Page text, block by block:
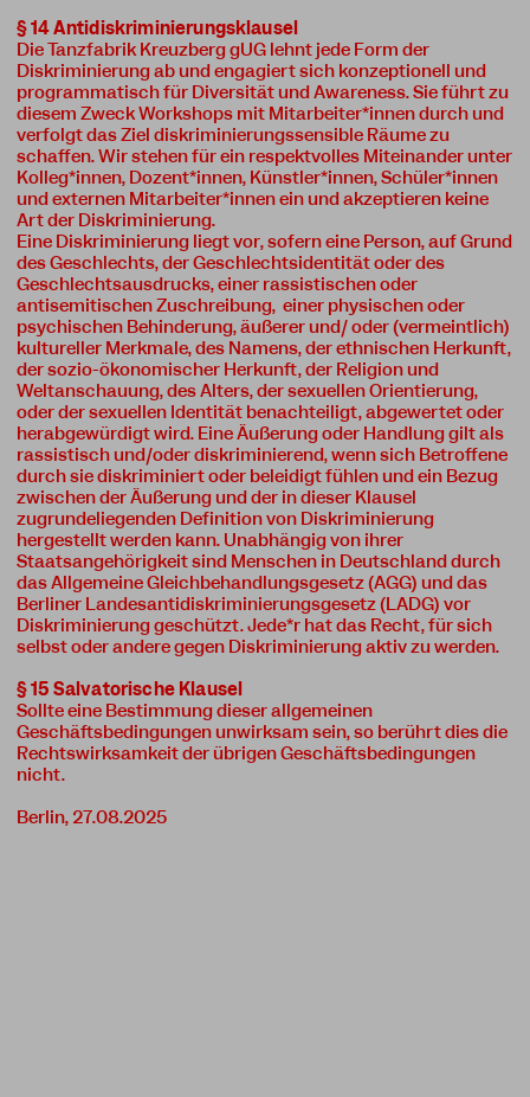
§ 14 Antidiskriminierungsklausel
Die Tanzfabrik Kreuzberg gUG lehnt jede Form der
Diskriminierung ab und engagiert sich konzeptionell und
programmatisch für Diversität und Awareness. Sie führt zu
diesem Zweck Workshops mit Mitarbeiter*innen durch und
verfolgt das Ziel diskriminierungssensible Räume zu
schaffen. Wir stehen für ein respektvolles Miteinander unter
Kolleg*innen, Dozent*innen, Künstler*innen, Schüler*innen
und externen Mitarbeiter*innen ein und akzeptieren keine
Art der Diskriminierung.
Eine Diskriminierung liegt vor, sofern eine Person, auf Grund
des Geschlechts, der Geschlechtsidentität oder des
Geschlechtsausdrucks, einer rassistischen oder
antisemitischen Zuschreibung, einer physischen oder
psychischen Behinderung, äußerer und/ oder (vermeintlich)
kultureller Merkmale, des Namens, der ethnischen Herkunft,
der sozio-ökonomischer Herkunft, der Religion und
Weltanschauung, des Alters, der sexuellen Orientierung,
oder der sexuellen Identität benachteiligt, abgewertet oder
herabgewürdigt wird. Eine Äußerung oder Handlung gilt als
rassistisch und/oder diskriminierend, wenn sich Betroffene
durch sie diskriminiert oder beleidigt fühlen und ein Bezug
zwischen der Äußerung und der in dieser Klausel
zugrundeliegenden Definition von Diskriminierung
hergestellt werden kann. Unabhängig von ihrer
Staatsangehörigkeit sind Menschen in Deutschland durch
das Allgemeine Gleichbehandlungsgesetz (AGG) und das
Berliner Landesantidiskriminierungsgesetz (LADG) vor
Diskriminierung geschützt. Jede*r hat das Recht, für sich
selbst oder andere gegen Diskriminierung aktiv zu werden.
§ 15 Salvatorische Klausel
Sollte eine Bestimmung dieser allgemeinen
Geschäftsbedingungen unwirksam sein, so berührt dies die
Rechtswirksamkeit der übrigen Geschäftsbedingungen
nicht.
Berlin, 27.08.2025